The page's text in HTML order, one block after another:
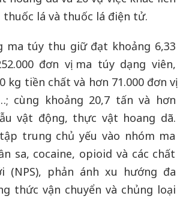
thuốc lá và thuốc lá điện tử.
ma túy thu giữ đạt khoảng 6,33
đơn vị ma túy dạng viên,
kg tiền chất và hơn 71.000 đơn vị
cùng khoảng 20,7 tấn và hơn
vật động, thực vật hoang dã.
trung chủ yếu vào nhóm ma
sa, cocaine, opioid và các chất
(NPS), phản ánh xu hướng đa
thức vận chuyển và chủng loại